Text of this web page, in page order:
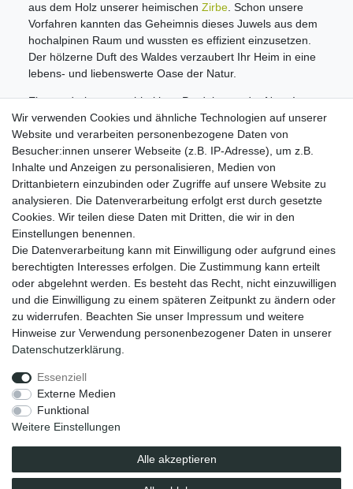
aus dem Holz unserer heimischen Zirbe. Schon unsere
Vorfahren kannten das Geheimnis dieses Juwels aus dem
hochalpinen Raum und wussten es effizient einzusetzen.
Der hölzerne Duft des Waldes verzaubert Ihr Heim in eine
lebens- und liebenswerte Oase der Natur.
Ein wunderbares nachhaltiges Produkt aus der Natur!
Informationen
Zahlungsmöglichkeiten
Versandinformationen
Kontakt
Wiederverkäufer / Händler
Social Media
Facebook
Instagram
Unsere Vorteile
kostenloser Versand ab 70 EUR
30 Tage Rückgaberecht
Wir verwenden Cookies und ähnliche Technologien auf unserer
Website und verarbeiten personenbezogene Daten von
Besucher:innen unserer Webseite (z.B. IP-Adresse), um z.B.
Inhalte und Anzeigen zu personalisieren, Medien von
Drittanbietern einzubinden oder Zugriffe auf unsere Website zu
analysieren. Die Datenverarbeitung erfolgt erst durch gesetzte
Cookies. Wir teilen diese Daten mit Dritten, die wir in den
Einstellungen benennen.
Die Datenverarbeitung kann mit Einwilligung oder aufgrund eines
berechtigten Interesses erfolgen. Die Zustimmung kann erteilt
oder abgelehnt werden. Es besteht das Recht, nicht einzuwilligen
und die Einwilligung zu einem späteren Zeitpunkt zu ändern oder
zu widerrufen. Beachten Sie unser Impressum und weitere
Hinweise zur Verwendung personenbezogener Daten in unserer
Daten­schutz­erklärung
Essenziell
Externe Medien
Funktional
Weitere Einstellungen
Alle akzeptieren
Impressum
Vertrag widerrufen